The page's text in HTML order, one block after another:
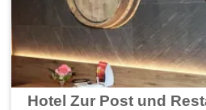
Hotel Zur Post und